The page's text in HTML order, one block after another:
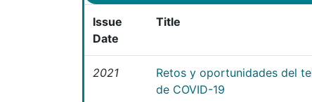
Issue
Date
Title
2021
Retos y oportunidades del
de COVID-19